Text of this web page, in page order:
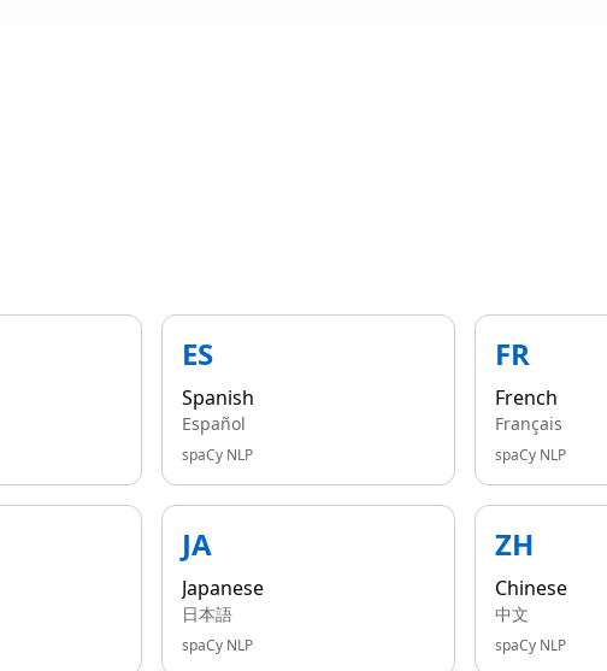
ES
Spanish
Español
spaCy NLP
FR
French
Français
spaCy NLP
JA
Japanese
日本語
spaCy NLP
ZH
Chinese
中文
spaCy NLP